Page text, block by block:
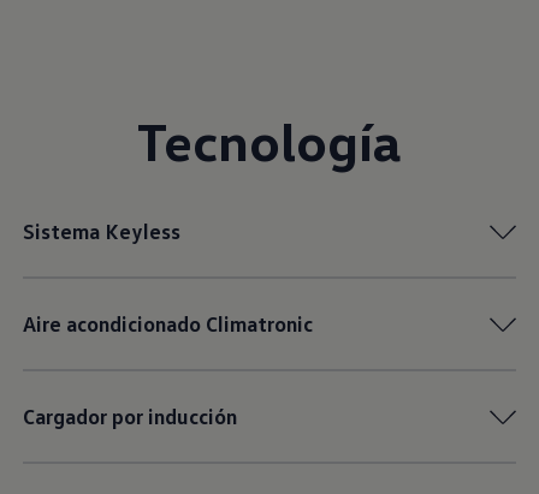
Tecnología
Sistema Keyless
Aire acondicionado Climatronic
Cargador por inducción